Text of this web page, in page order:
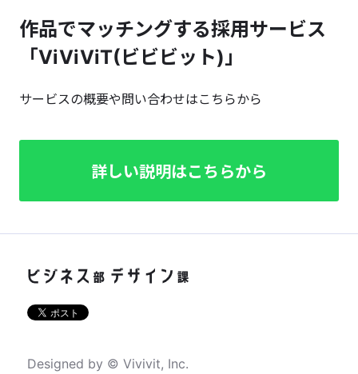
作品でマッチングする採用サービス
「ViViViT(ビビビット)」
サービスの概要や問い合わせはこちらから
詳しい説明はこちらから
Designed by © Vivivit, Inc.